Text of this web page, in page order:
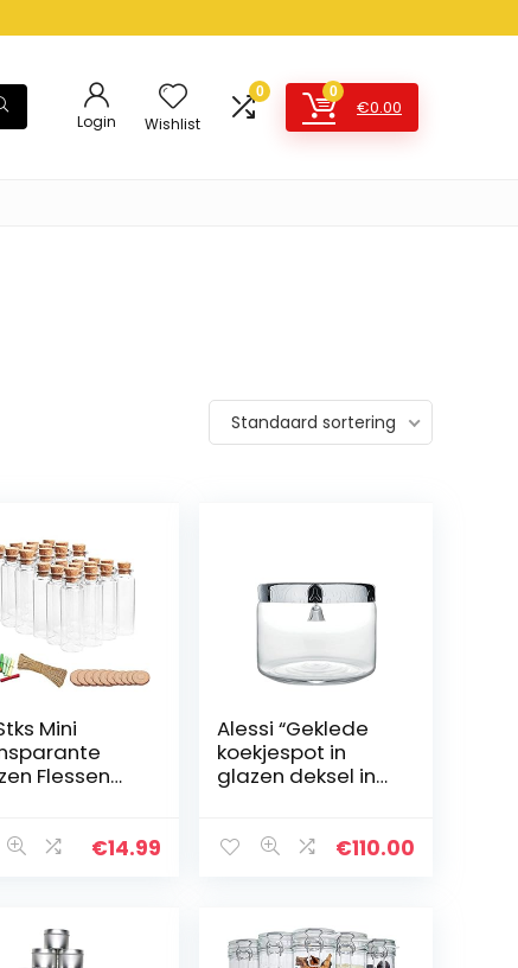
Login Wishlist
0 0
€0.00
Standaard sortering
Mini
Flessen
€14.99
Alessi “Geklede
koekjespot in
glazen deksel in
spiegel gepolijst
€110.00